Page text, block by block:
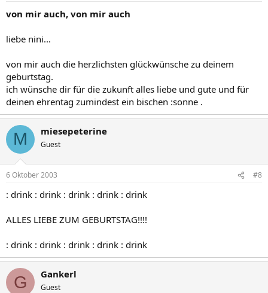
von mir auch, von mir auch
liebe nini...
von mir auch die herzlichsten glückwünsche zu deinem
geburtstag.
ich wünsche dir für die zukunft alles liebe und gute und für
deinen ehrentag zumindest ein bischen :sonne .
M miesepeterine
Guest
6 Oktober 2003 #8
: drink : drink : drink : drink : drink
ALLES LIEBE ZUM GEBURTSTAG!!!!
: drink : drink : drink : drink : drink
G Gankerl
Guest